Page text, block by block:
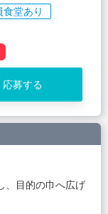
食堂あり
応募する
、目的の巾へ広げ